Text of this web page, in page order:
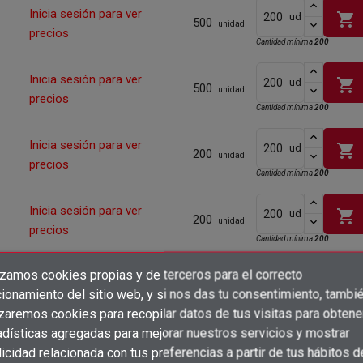
Añadir a la lista de deseos×
Crear lista de deseos ×
Nombre de la lista de deseos
Iniciar sesión ×
Debe iniciar sesión para guardar productos en su lista de deseos.
cookies propias y de terceros para el correcto
del sitio web, y si nos das tu consentimiento,
cookies para recopilar datos de tus visitas para
agregadas para mejorar nuestros servicios y mostrar
relacionada con tus preferencias a partir de tus hábitos
Inicia sesión para ver
precios
500 unidad
ud shopping_cart
Cantidad mínima200
Inicia sesión para ver
precios
500 unidad
ud shopping_cart
Cantidad mínima200
Inicia sesión para ver
precios
200 unidad
ud shopping_cart
Cantidad mínima200
Inicia sesión para ver
precios
200 unidad
ud shopping_cart
Cantidad mínima200
Inicia sesión para ver
precios
200 ud
Inicia sesión para ver
200 unidad shopping_cart